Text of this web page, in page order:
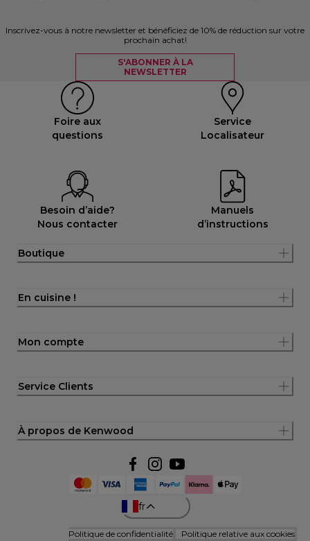
Inscrivez-vous à notre newsletter et bénéficiez de 10% de réduction sur votre
prochain achat!
S'ABONNER À LA
NEWSLETTER
Foire aux
questions
Service
Localisateur
Besoin d’aide?
Nous contacter
Manuels
d’instructions
Boutique
En cuisine !
Mon compte
Service Clients
À propos de Kenwood
fr
Politique de confidentialité Politique relative aux cookies